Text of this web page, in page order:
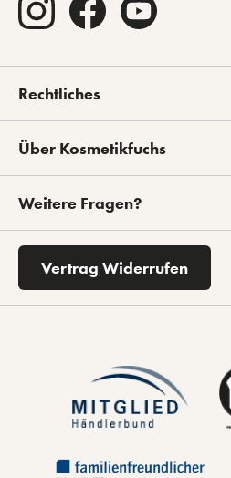
Rechtliches
Über Kosmetikfuchs
Weitere Fragen?
Vertrag Widerrufen